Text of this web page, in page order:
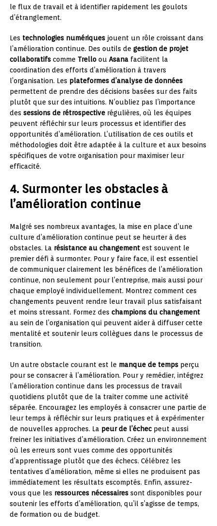
le flux de travail et à identifier rapidement les goulots
d’étranglement.
Les technologies numériques jouent un rôle croissant dans
l’amélioration continue. Des outils de gestion de projet
collaboratifs comme Trello ou Asana facilitent la
coordination des efforts d’amélioration à travers
l’organisation. Les plateformes d’analyse de données
permettent de prendre des décisions basées sur des faits
plutôt que sur des intuitions. N’oubliez pas l’importance
des sessions de rétrospective régulières, où les équipes
peuvent réfléchir sur leurs processus et identifier des
opportunités d’amélioration. L’utilisation de ces outils et
méthodologies doit être adaptée à la culture et aux besoins
spécifiques de votre organisation pour maximiser leur
efficacité.
4. Surmonter les obstacles à
l’amélioration continue
Malgré ses nombreux avantages, la mise en place d’une
culture d’amélioration continue peut se heurter à des
obstacles. La résistance au changement est souvent le
premier défi à surmonter. Pour y faire face, il est essentiel
de communiquer clairement les bénéfices de l’amélioration
continue, non seulement pour l’entreprise, mais aussi pour
chaque employé individuellement. Montrez comment ces
changements peuvent rendre leur travail plus satisfaisant
et moins stressant. Formez des champions du changement
au sein de l’organisation qui peuvent aider à diffuser cette
mentalité et soutenir leurs collègues dans le processus de
transition.
Un autre obstacle courant est le manque de temps perçu
pour se consacrer à l’amélioration. Pour y remédier, intégrez
l’amélioration continue dans les processus de travail
quotidiens plutôt que de la traiter comme une activité
séparée. Encouragez les employés à consacrer une partie de
leur temps à réfléchir sur leurs pratiques et à expérimenter
de nouvelles approches. La peur de l’échecpeut aussi
freiner les initiatives d’amélioration. Créez un environnement
où les erreurs sont vues comme des opportunités
d’apprentissage plutôt que des échecs. Célébrez les
tentatives d’amélioration, même si elles ne produisent pas
immédiatement les résultats escomptés. Enfin, assurez-
vous que les ressources nécessaires sont disponibles pour
soutenir les efforts d’amélioration, qu’il s’agisse de temps,
de formation ou de budget.